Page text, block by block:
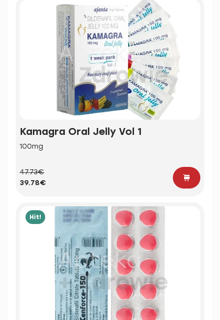
Kamagra Oral Jelly Vol 1
100mg
47.73€
39.78€
Hit!